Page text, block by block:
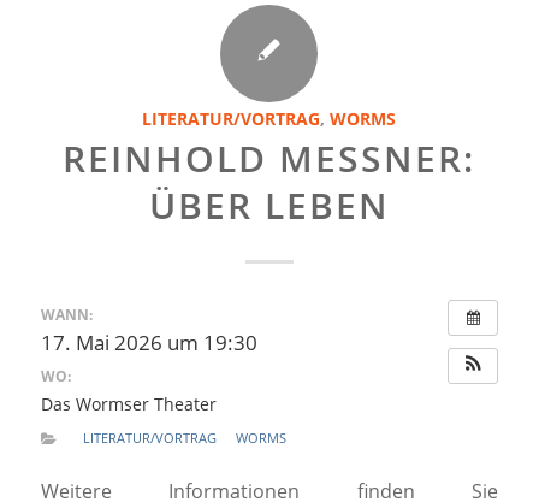
LITERATUR/VORTRAG,WORMS
REINHOLD MESSNER:
ÜBER LEBEN
WANN:
17. Mai 2026 um 19:30
WO:
Das Wormser Theater
LITERATUR/VORTRAG WORMS
Weitere Informationen finden Sie